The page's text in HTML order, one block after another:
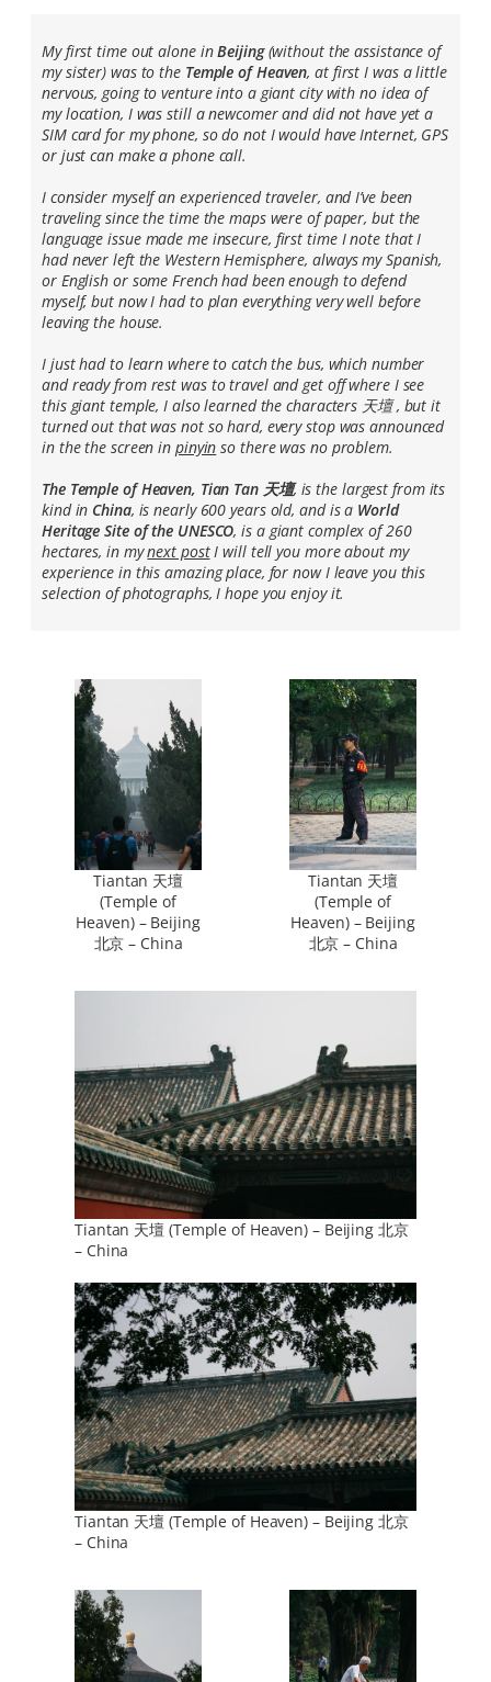
My first time out alone inBeijing(without the assistance of
my sister) was to the Temple of Heaven, at first I was a little
nervous, going to venture into a giant city with no idea of
my location, I was still a newcomer and did not have yet a
SIM card for my phone, so do not I would have Internet, GPS
or just can make a phone call.
I consider myself an experienced traveler, and I’ve been
traveling since the time the maps were of paper, but the
language issue made me insecure, first time I note that I
had never left the Western Hemisphere, always my Spanish,
or English or some French had been enough to defend
myself, but now I had to plan everything very well before
leaving the house.
I just had to learn where to catch the bus, which number
and ready from rest was to travel and get off where I see
this giant temple, I also learned the characters 天壇 , but it
turned out that was not so hard, every stop was announced
in the the screen in pinyin so there was no problem.
The Temple of Heaven, Tian Tan 天壇, is the largest from its
kind in China, is nearly 600 years old, and is a World
Heritage Site of the UNESCO, is a giant complex of 260
hectares, in mynext postI will tell you more about my
experience in this amazing place, for now I leave you this
selection of photographs, I hope you enjoy it.
Tiantan 天壇
(Temple of
Heaven) – Beijing
北京 – China
Tiantan 天壇
(Temple of
Heaven) – Beijing
北京 – China
Tiantan 天壇 (Temple of Heaven) – Beijing 北京
– China
Tiantan 天壇 (Temple of Heaven) – Beijing 北京
– China